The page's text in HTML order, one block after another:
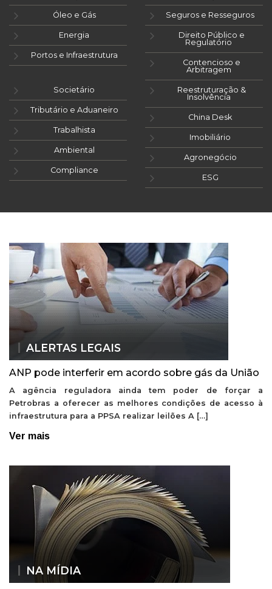
Óleo e Gás
Energia
Portos e Infraestrutura
Seguros e Resseguros
Direito Público e
Regulatório
Contencioso e
Arbitragem
Societário
Tributário e Aduaneiro
Trabalhista
Ambiental
Compliance
Reestruturação &
Insolvência
China Desk
Imobiliário
Agronegócio
ESG
ALERTAS LEGAIS
ANP pode interferir em acordo sobre gás da União
A agência reguladora ainda tem poder de forçar a
Petrobras a oferecer as melhores condições de acesso à
infraestrutura para a PPSA realizar leilões A […]
Ver mais
NA MÍDIA